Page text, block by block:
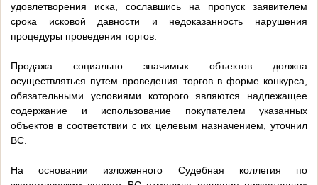
удовлетворения иска, сославшись на пропуск заявителем
срока исковой давности и недоказанность нарушения
процедуры проведения торгов.
Продажа социально значимых объектов должна
осуществляться путем проведения торгов в форме конкурса,
обязательными условиями которого являются надлежащее
содержание и использование покупателем указанных
объектов в соответствии с их целевым назначением, уточнил
ВС.
На основании изложенного Судебная коллегия по